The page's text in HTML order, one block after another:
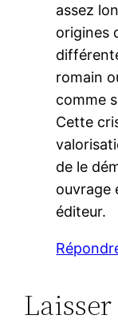
assez
origines
romain
comme
Cette
de le
ouvrage
éditeur.